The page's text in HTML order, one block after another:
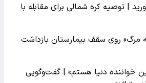
| توصیه کره شمالی برای مقابله با
مرگ» روی سقف بیمارستان بازداشت
خواننده دنیا هستم» | گفت‌وگویی